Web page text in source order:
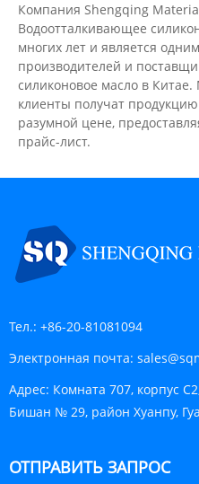
Компания Shengqing
Водоотталкивающее
многих лет и является
производителей и
силиконовое масло в
клиенты получат
разумной цене,
прайс-лист.
Тел.: +86-20-81081094
Электронная почта:
Адрес: Комната 707, корпус
Бишан № 29, район Хуанпу,
ОТПРАВИТЬ ЗАПРОС